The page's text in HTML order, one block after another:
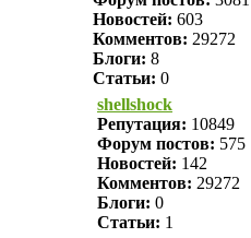
Новостей: 603
Комментов: 29272
Блоги: 8
Статьи: 0
shellshock
Репутация: 10849
Форум постов: 575
Новостей: 142
Комментов: 29272
Блоги: 0
Статьи: 1